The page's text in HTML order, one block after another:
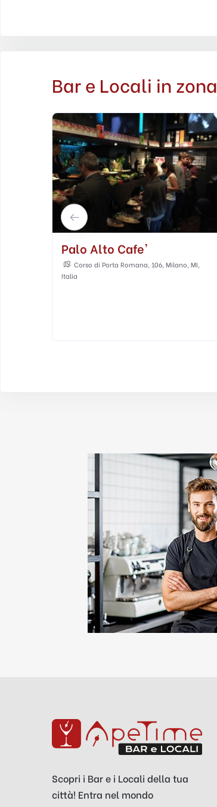
Bar e Locali in zona
Colibri
Via Laghetto, 9/11, 20122 Milano, Milano
MI, Italia
Scopri i Bar e i Locali della tua
città! Entra nel mondo